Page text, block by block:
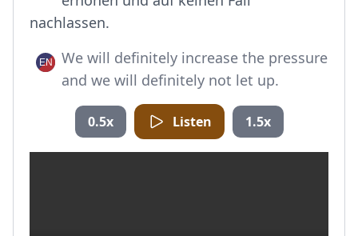
nachlassen.
We will definitely increase the pressure
and we will definitely not let up.
0.5x Listen 1.5x